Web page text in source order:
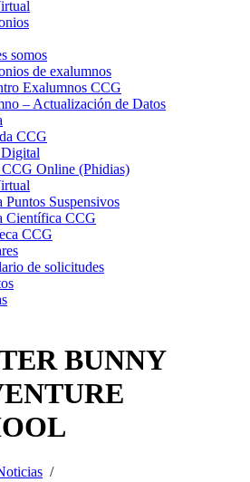
somos
de exalumnos
Exalumnos CCG
– Actualización de Datos
CCG
CCG Online (Phidias)
Puntos Suspensivos
Científica CCG
CCG
de solicitudes
BUNNY